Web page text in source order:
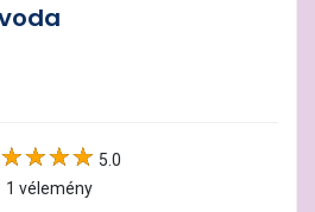
5.0
1 vélemény